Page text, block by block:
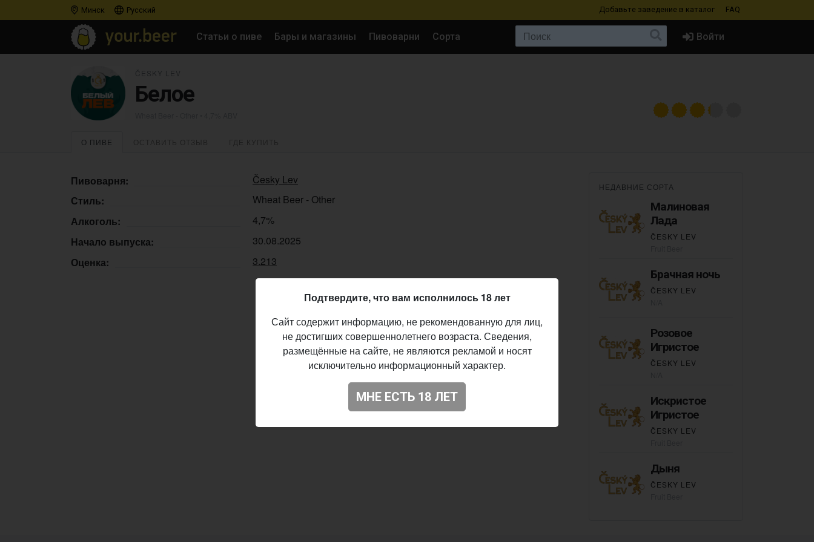
Минск Русский Добавьте заведение в каталог FAQ
Статьи о пиве Бары и магазины Пивоварни Сорта Войти
Белое
О ПИВЕ
Пивоварня:
Česky Lev
Стиль:
Wheat Beer - Other
Алкоголь:
4,7%
Начало выпуска:
30.08.2025
Оценка:
3.213
НЕДАВНИЕ СОРТА
Малиновая
Лада
ČESKY LEV
Брачная ночь
ČESKY LEV
Розовое
Игристое
ČESKY LEV
Искристое
Игристое
ČESKY LEV
Дыня
ČESKY LEV
Подтвердите, что вам исполнилось 18 лет
Сайт содержит информацию, не рекомендованную для лиц,
не достигших совершеннолетнего возраста. Сведения,
размещённые на сайте, не являются рекламой и носят
исключительно информационный характер.
МНЕ ЕСТЬ 18 ЛЕТ